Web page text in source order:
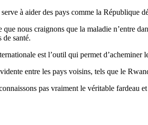
à aider des pays comme la République
nous craignons que la maladie n’entre
de santé.
est l’outil qui permet
entre les pays voisins, tels que le
pas vraiment le véritable fardeau